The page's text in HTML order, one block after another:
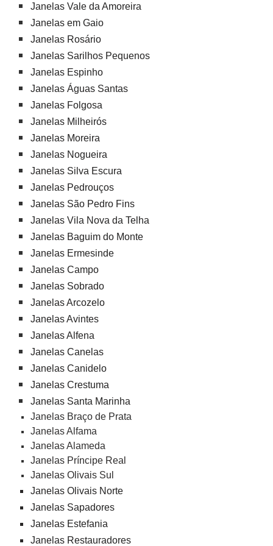
Janelas Vale da Amoreira
Janelas em Gaio
Janelas Rosário
Janelas Sarilhos Pequenos
Janelas Espinho
Janelas Águas Santas
Janelas Folgosa
Janelas Milheirós
Janelas Moreira
Janelas Nogueira
Janelas Silva Escura
Janelas Pedrouços
Janelas São Pedro Fins
Janelas Vila Nova da Telha
Janelas Baguim do Monte
Janelas Ermesinde
Janelas Campo
Janelas Sobrado
Janelas Arcozelo
Janelas Avintes
Janelas Alfena
Janelas Canelas
Janelas Canidelo
Janelas Crestuma
Janelas Santa Marinha
Janelas Braço de Prata
Janelas Alfama
Janelas Alameda
Janelas Príncipe Real
Janelas Olivais Sul
Janelas Olivais Norte
Janelas Sapadores
Janelas Estefania
Janelas Restauradores